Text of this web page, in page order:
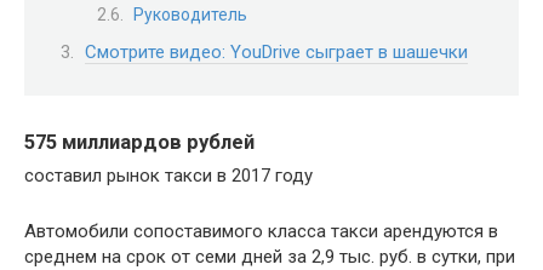
Руководитель
Смотрите видео: YouDrive сыграет в шашечки
575 миллиардов рублей
составил рынок такси в 2017 году
Автомобили сопоставимого класса такси арендуются в
среднем на срок от семи дней за 2,9 тыс. руб. в сутки, при